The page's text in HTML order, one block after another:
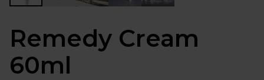
Remedy Cream
60ml